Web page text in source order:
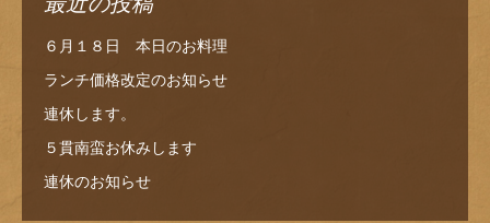
６月１８日 本日のお料理
ランチ価格改定のお知らせ
連休します。
５貫南蛮お休みします
連休のお知らせ